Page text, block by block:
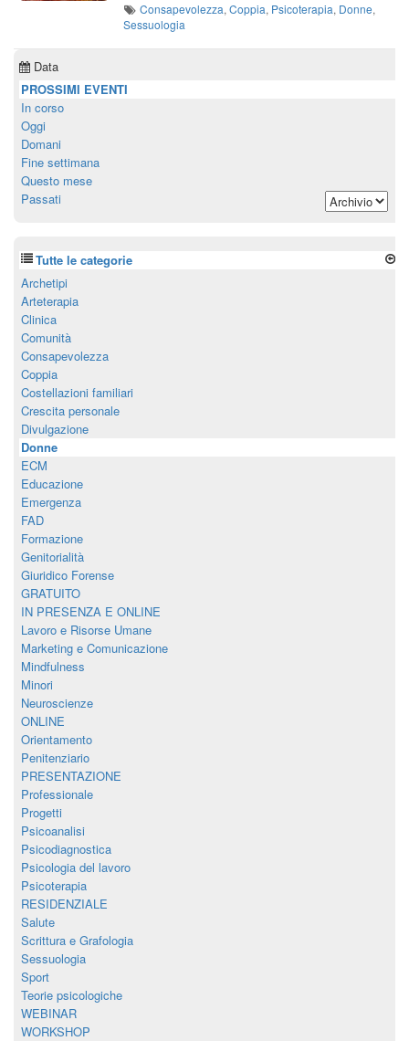
Consapevolezza,Coppia, Psicoterapia, Donne,
Sessuologia
Data
PROSSIMI EVENTI
In corso
Oggi
Domani
Fine settimana
Questo mese
Passati
Tutte le categorie
Archetipi
Arteterapia
Clinica
Comunità
Consapevolezza
Coppia
Costellazioni familiari
Crescita personale
Divulgazione
Donne
ECM
Educazione
Emergenza
FAD
Formazione
Genitorialità
Giuridico Forense
GRATUITO
IN PRESENZA E ONLINE
Lavoro e Risorse Umane
Marketing e Comunicazione
Mindfulness
Minori
Neuroscienze
ONLINE
Orientamento
Penitenziario
PRESENTAZIONE
Professionale
Progetti
Psicoanalisi
Psicodiagnostica
Psicologia del lavoro
Psicoterapia
RESIDENZIALE
Salute
Scrittura e Grafologia
Sessuologia
Sport
Teorie psicologiche
WEBINAR
WORKSHOP